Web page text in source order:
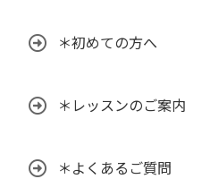
＊初めての方へ
＊レッスンのご案内
＊よくあるご質問